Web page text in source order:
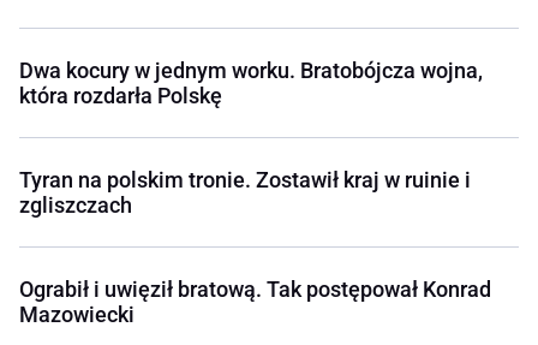
Dwa kocury w jednym worku. Bratobójcza wojna,
która rozdarła Polskę
Tyran na polskim tronie. Zostawił kraj w ruinie i
zgliszczach
Ograbił i uwięził bratową. Tak postępował Konrad
Mazowiecki